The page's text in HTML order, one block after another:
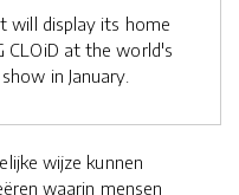
will display its home
CLOiD at the world's
in January.
wijze kunnen
waarin mensen